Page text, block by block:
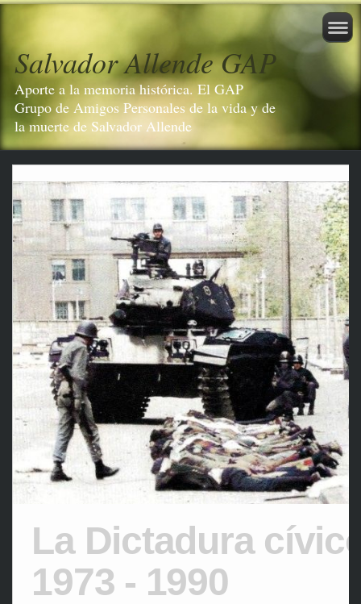
Salvador Allende GAP
Aporte a la memoria histórica. El GAP
Grupo de Amigos Personales de la vida y de
la muerte de Salvador Allende
La Dictadura
1973 - 1990